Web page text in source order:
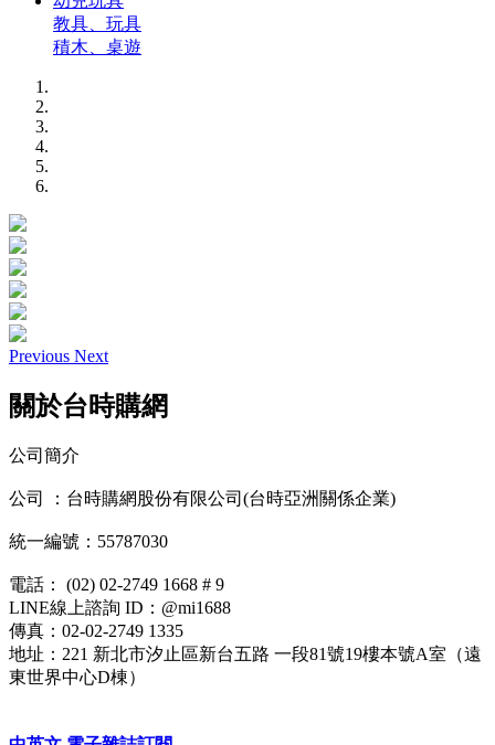
教具、玩具
積木、桌遊
Previous Next
關於台時購網
公司簡介
公司 ：台時購網股份有限公司(台時亞洲關係企業)
統一編號：55787030
電話： (02) 02-2749 1668 # 9
LINE線上諮詢 ID：@mi1688
傳真：02-02-2749 1335
地址：221 新北市汐止區新台五路 一段81號19樓本號A室（遠
東世界中心D棟）